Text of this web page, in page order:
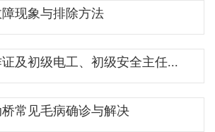
现象与排除方法
及初级电工、初级安全主任...
常见毛病确诊与解决